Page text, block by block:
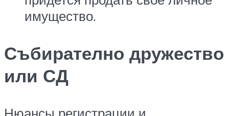
имущество.
Събирателно дружество
или СД